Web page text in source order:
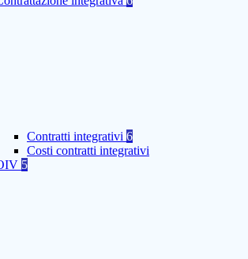
Contratti integrativi 6
Costi contratti integrativi
5